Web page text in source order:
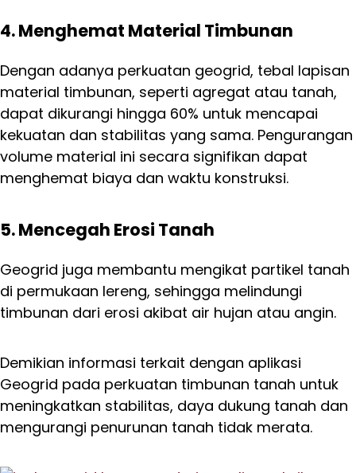
4. Menghemat Material Timbunan
Dengan adanya perkuatan geogrid, tebal lapisan
material timbunan, seperti agregat atau tanah,
dapat dikurangi hingga 60% untuk mencapai
kekuatan dan stabilitas yang sama. Pengurangan
volume material ini secara signifikan dapat
menghemat biaya dan waktu konstruksi.
5. Mencegah Erosi Tanah
Geogrid juga membantu mengikat partikel tanah
di permukaan lereng, sehingga melindungi
timbunan dari erosi akibat air hujan atau angin.
Demikian informasi terkait dengan aplikasi
Geogrid pada perkuatan timbunan tanah untuk
meningkatkan stabilitas, daya dukung tanah dan
mengurangi penurunan tanah tidak merata.